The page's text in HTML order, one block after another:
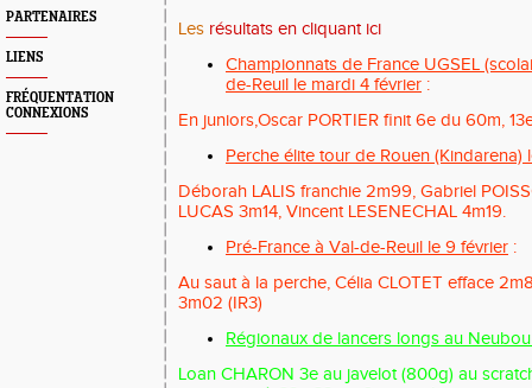
PARTENAIRES
LIENS
FRÉQUENTATION
CONNEXIONS
Les résultats en cliquant ici
Championnats de France UGSEL
de-Reuil le mardi 4 février :
En juniors,Oscar PORTIER finit 6e du 60m,
Perche élite tour de Rouen (Kindarena)
Déborah LALIS franchie 2m99, Gabriel
LUCAS 3m14, Vincent LESENECHAL 4m19.
Pré-France à Val-de-Reuil le 9 février :
Au saut à la perche, Célia CLOTET efface
3m02 (IR3)
Régionaux de lancers longs au
Loan CHARON 3e au javelot (800g) au